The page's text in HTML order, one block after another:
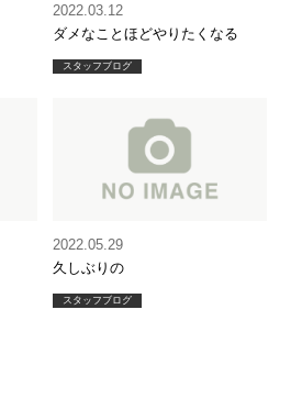
ダメなことほどやりたくなる
2022.03.12
スタッフブログ
久しぶりの
2022.05.29
スタッフブログ